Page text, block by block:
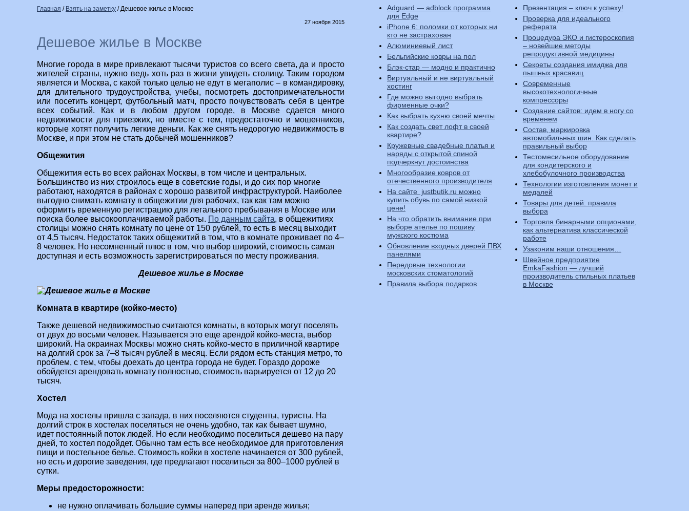
Главная / Взять на заметку /Дешевое жилье в Москве
27 ноября 2015
Дешевое жилье в Москве
Многие города в мире привлекают тысячи туристов со всего света, да и просто
жителей страны, нужно ведь хоть раз в жизни увидеть столицу. Таким городом
является и Москва, с какой только целью не едут в мегаполис – в командировку,
для длительного трудоустройства, учебы, посмотреть достопримечательности
или посетить концерт, футбольный матч, просто почувствовать себя в центре
всех событий. Как и в любом другом городе, в Москве сдается много
недвижимости для приезжих, но вместе с тем, предостаточно и мошенников,
которые хотят получить легкие деньги. Как же снять недорогую недвижимость в
Москве, и при этом не стать добычей мошенников?
Общежития
Общежития есть во всех районах Москвы, в том числе и центральных.
Большинство из них строилось еще в советские годы, и до сих пор многие
работают, находятся в районах с хорошо развитой инфраструктурой. Наиболее
выгодно снимать комнату в общежитии для рабочих, так как там можно
оформить временную регистрацию для легального пребывания в Москве или
поиска более высокооплачиваемой работы. По данным сайта, в общежитиях
столицы можно снять комнату по цене от 150 рублей, то есть в месяц выходит
от 4,5 тысяч. Недостаток таких общежитий в том, что в комнате проживает по 4–
8 человек. Но несомненный плюс в том, что выбор широкий, стоимость самая
доступная и есть возможность зарегистрироваться по месту проживания.
Дешевое жилье в Москве
Комната в квартире (койко-место)
Также дешевой недвижимостью считаются комнаты, в которых могут поселять
от двух до восьми человек. Называется это еще арендой койко-места, выбор
широкий. На окраинах Москвы можно снять койко-место в приличной квартире
на долгий срок за 7–8 тысяч рублей в месяц. Если рядом есть станция метро, то
проблем, с тем, чтобы доехать до центра города не будет. Гораздо дороже
обойдется арендовать комнату полностью, стоимость варьируется от 12 до 20
тысяч.
Хостел
Мода на хостелы пришла с запада, в них поселяются студенты, туристы. На
долгий строк в хостелах поселяться не очень удобно, так как бывает шумно,
идет постоянный поток людей. Но если необходимо поселиться дешево на пару
дней, то хостел подойдет. Обычно там есть все необходимое для приготовления
пищи и постельное белье. Стоимость койки в хостеле начинается от 300 рублей,
но есть и дорогие заведения, где предлагают поселиться за 800–1000 рублей в
сутки.
Меры предосторожности:
не нужно оплачивать большие суммы наперед при аренде жилья;
Adguard — adblock программа
для Edge
iPhone 6: поломки от которых ни
кто не застрахован
Алюминиевый лист
Бельгийские ковры на пол
Блэк-стар — модно и практично
Виртуальный и не виртуальный
хостинг
Где можно выгодно выбрать
фирменные очки?
Как выбрать кухню своей мечты
Как создать свет лофт в своей
квартире?
Кружевные свадебные платья и
наряды с открытой спиной
подчеркнут достоинства
Многообразие ковров от
отечественного производителя
На сайте justbutik.ru можно
купить обувь по самой низкой
цене!
На что обратить внимание при
выборе ателье по пошиву
мужского костюма
Обновление входных дверей ПВХ
панелями
Передовые технологии
московских стоматологий
Правила выбора подарков
Презентация – ключ к успеху!
Проверка для идеального
реферата
Процедура ЭКО и гистероскопия
– новейшие методы
репродуктивной медицины
Секреты создания имиджа для
пышных красавиц
Современные
высокотехнологичные
компрессоры
Создание сайтов: идем в ногу со
временем
Состав, маркировка
автомобильных шин. Как сделать
правильный выбор
Тестомесильное оборудование
для кондитерского и
хлебобулочного производства
Технологии изготовления монет и
медалей
Товары для детей: правила
выбора
Торговля бинарными опционами,
как альтернатива классической
работе
Узаконим наши отношения…
Швейное предприятие
EmkaFashion — лучший
производитель стильных платьев
в Москве